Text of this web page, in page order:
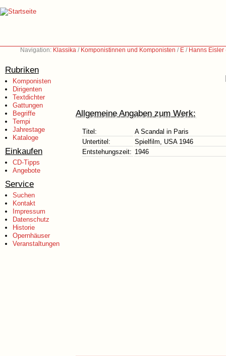
Navigation: Klassika / Komponistinnen und Komponisten / E / Hanns
Rubriken
Komponisten
Dirigenten
Textdichter
Gattungen
Begriffe
Tempi
Jahrestage
Kataloge
Einkaufen
CD-Tipps
Angebote
Service
Suchen
Kontakt
Impressum
Datenschutz
Historie
Opernhäuser
Veranstaltungen
Allgemeine Angaben zum Werk:
Titel:
A Scandal in Paris
Untertitel:
Spielfilm, USA 1946
Entstehungszeit: 1946